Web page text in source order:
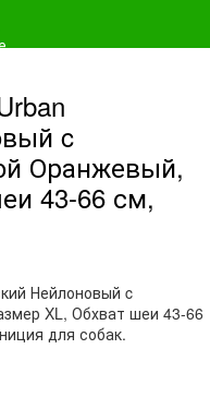
c
Оранжевый,
43-66 см,